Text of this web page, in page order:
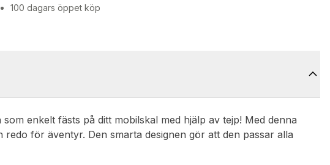
100 dagars öppet köp
enkelt fästs på ditt mobilskal med hjälp av tejp! Med denna
för äventyr. Den smarta designen gör att den passar alla